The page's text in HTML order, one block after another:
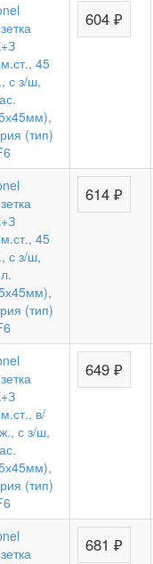
45
с з/ш,
(тип)
604 ₽
45
с з/ш,
(тип)
614 ₽
в/
с з/ш,
(тип)
649 ₽
681 ₽